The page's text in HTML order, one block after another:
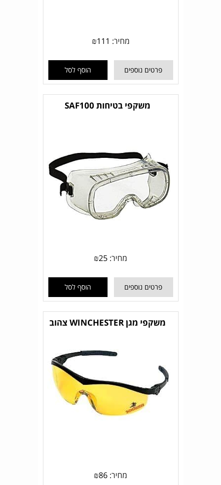
מחיר: ₪111
פרטים נוספים הוסף לסל
משקפי בטיחות SAF100
מחיר: ₪25
פרטים נוספים הוסף לסל
משקפי מגן WINCHESTER צהוב
מחיר: ₪86